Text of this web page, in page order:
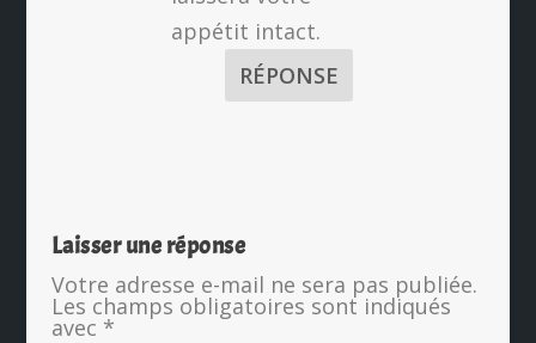
appétit intact.
RÉPONSE
Laisser une réponse
Votre adresse e-mail ne sera pas publiée.
Les champs obligatoires sont indiqués
avec *